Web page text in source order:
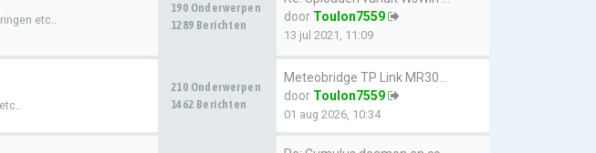
etc..
190 Onderwerpen
1289 Berichten
door Toulon7559
13 jul 2021, 11:09
210 Onderwerpen
1462 Berichten
door Toulon7559
01 aug 2026, 10:34